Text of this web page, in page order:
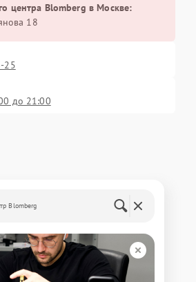
центра Blomberg в Москве:
18
25
до 21:00
Blomberg